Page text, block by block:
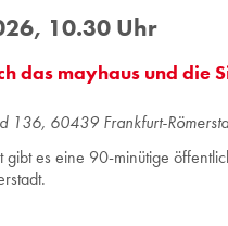
10.30 Uhr
das mayhaus und die
136, 60439 Frank­furt-
es eine 90-minütige